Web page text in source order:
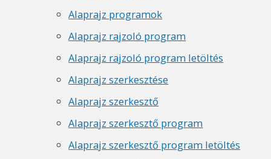
Alaprajz programok
Alaprajz rajzoló program
Alaprajz rajzoló program letöltés
Alaprajz szerkesztése
Alaprajz szerkesztő
Alaprajz szerkesztő program
Alaprajz szerkesztő program letöltés